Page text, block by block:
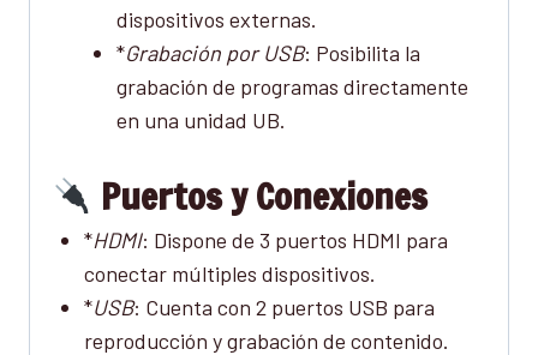
dispositivos externas.
*Grabación por USB: Posibilita la
grabación de programas directamente
en una unidad UB.
Puertos y Conexiones
*HDMI: Dispone de 3 puertos HDMI para
conectar múltiples dispositivos.
*USB: Cuenta con 2 puertos USB para
reproducción y grabación de contenido.